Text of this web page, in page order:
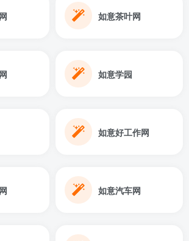
如意茶叶网
如意学园
如意好工作网
如意汽车网